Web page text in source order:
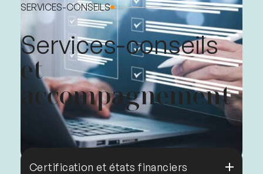
SERVICES-CONSEILS
Services-conseils
et
accompagnement
Certification et états financiers